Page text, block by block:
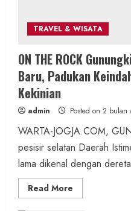
Berita Daerah
Telusuri 8
Pengagungan dan
Hidupkan Semangat
admin Posted on 9 jam
TRAVEL & WISATA
ON THE ROCK
Baru, Padukan
Kekinian
admin Posted on 2 bulan
WARTA-JOGJA.COM,
pesisir selatan Daerah
lama dikenal dengan
Read More
more